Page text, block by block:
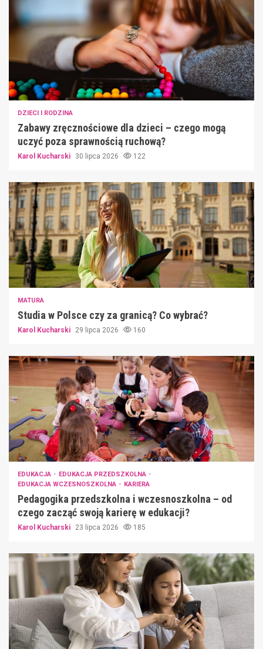
DZIECI I RODZINA
Zabawy zręcznościowe dla dzieci – czego mogą
uczyć poza sprawnością ruchową?
Karol Kucharski 30 lipca 2026 122
MATURA
Studia w Polsce czy za granicą? Co wybrać?
Karol Kucharski 29 lipca 2026 160
EDUKACJA
EDUKACJA PRZEDSZKOLNA
EDUKACJA WCZESNOSZKOLNA
KARIERA
Pedagogika przedszkolna i wczesnoszkolna – od
czego zacząć swoją karierę w edukacji?
Karol Kucharski 23 lipca 2026 185